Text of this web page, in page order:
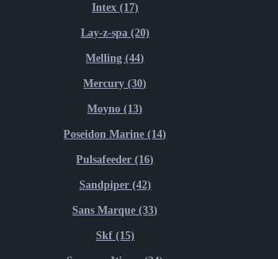
Intex (17)
Lay-z-spa (20)
Melling (44)
Mercury (30)
Moyno (13)
Poseidon Marine (14)
Pulsafeeder (16)
Sandpiper (42)
Sans Marque (33)
Skf (15)